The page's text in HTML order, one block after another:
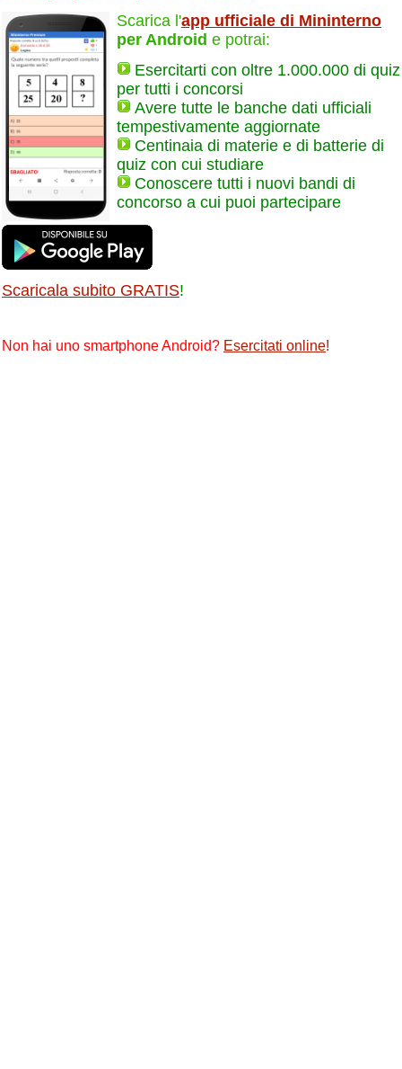
Scarica l'app ufficiale di Mininterno
per Android e potrai:
Esercitarti con oltre 1.000.000 di quiz
per tutti i concorsi
Avere tutte le banche dati ufficiali
tempestivamente aggiornate
Centinaia di materie e di batterie di
quiz con cui studiare
Conoscere tutti i nuovi bandi di
concorso a cui puoi partecipare
Scaricala subito GRATIS!
Non hai uno smartphone Android? Esercitati online!